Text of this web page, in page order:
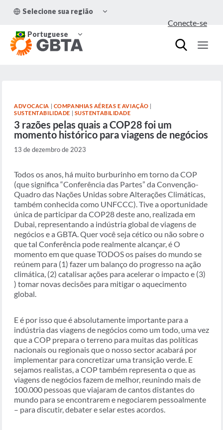
para
Conteúdo
Selecione sua região
MENU
Portuguese
MENU
FILHO
Conecte-se
ADVOCACIA | COMPANHIAS AÉREAS E AVIAÇÃO |
SUSTENTABILIDADE | SUSTENTABILIDADE
3 razões pelas quais a COP28 foi um
momento histórico para viagens de negócios
13 de dezembro de 2023
Todos os anos, há muito burburinho em torno da COP
(que significa “Conferência das Partes” da Convenção-
Quadro das Nações Unidas sobre Alterações Climáticas,
também conhecida como UNFCCC). Tive a oportunidade
única de participar da COP28 deste ano, realizada em
Dubai, representando a indústria global de viagens de
negócios e a GBTA. Quer você seja cético ou não sobre o
que tal Conferência pode realmente alcançar, é O
momento em que quase TODOS os países do mundo se
reúnem para (1) fazer um balanço do progresso na ação
climática, (2) catalisar ações para acelerar o impacto e (3)
) tomar novas decisões para mitigar o aquecimento
global.
E é por isso que é absolutamente importante para a
indústria das viagens de negócios como um todo, uma vez
que a COP prepara o terreno para muitas das políticas
nacionais ou regionais que o nosso sector acabará por
implementar para concretizar uma transição verde. E
sejamos realistas, a COP também representa o que as
viagens de negócios fazem de melhor, reunindo mais de
100.000 pessoas que viajaram de cantos distantes do
mundo para se encontrarem e negociarem pessoalmente
– para discutir, debater e selar estes acordos.